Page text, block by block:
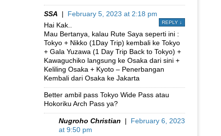
SSA | February 5, 2023 at 2:18 pm
REPLY ↓
Hai Kak..
Mau Bertanya, kalau Rute Saya seperti ini :
Tokyo + Nikko (1Day Trip) kembali ke Tokyo
+ Gala Yuzawa (1 Day Trip Back to Tokyo) +
Kawaguchiko langsung ke Osaka dari sini +
Keliling Osaka + Kyoto – Penerbangan
Kembali dari Osaka ke Jakarta
Better ambil pass Tokyo Wide Pass atau
Hokoriku Arch Pass ya?
Nugroho Christian | February 6, 2023
at 9:50 pm